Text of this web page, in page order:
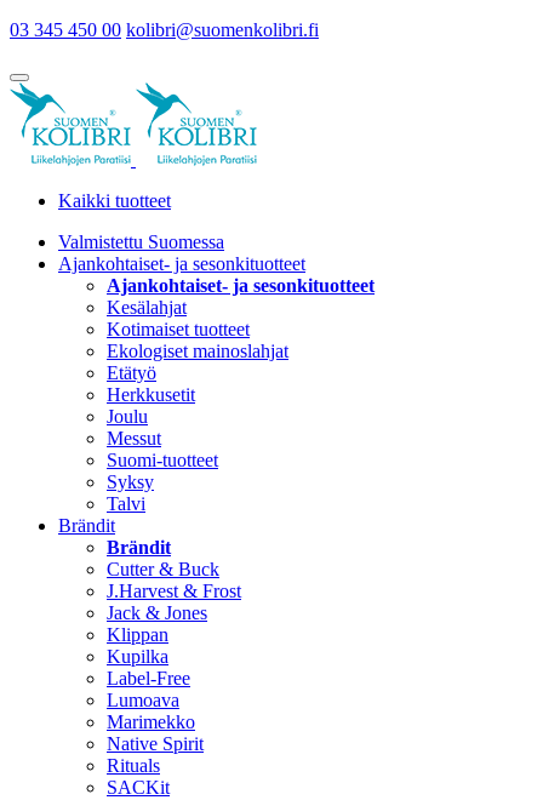
03 345 450 00 kolibri@suomenkolibri.fi
Kaikki tuotteet
Valmistettu Suomessa
Ajankohtaiset- ja sesonkituotteet
Ajankohtaiset- ja sesonkituotteet
Kesälahjat
Kotimaiset tuotteet
Ekologiset mainoslahjat
Etätyö
Herkkusetit
Joulu
Messut
Suomi-tuotteet
Syksy
Talvi
Brändit
Brändit
Cutter & Buck
J.Harvest & Frost
Jack & Jones
Klippan
Kupilka
Label-Free
Lumoava
Marimekko
Native Spirit
Rituals
SACKit